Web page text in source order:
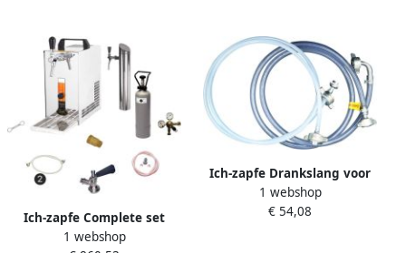
Bierkoeler Green Line Type
Ich-zapfe Complete set
Tapsysteem Biertap PYGMY
1 webshop
Ich-zapfe Drankslang voor
apparaten voor warme
dranken 7 mm volledig
1 webshop
€ 54,08